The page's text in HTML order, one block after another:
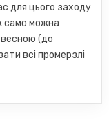
для цього заходу
само можна
(до
всі промерзлі